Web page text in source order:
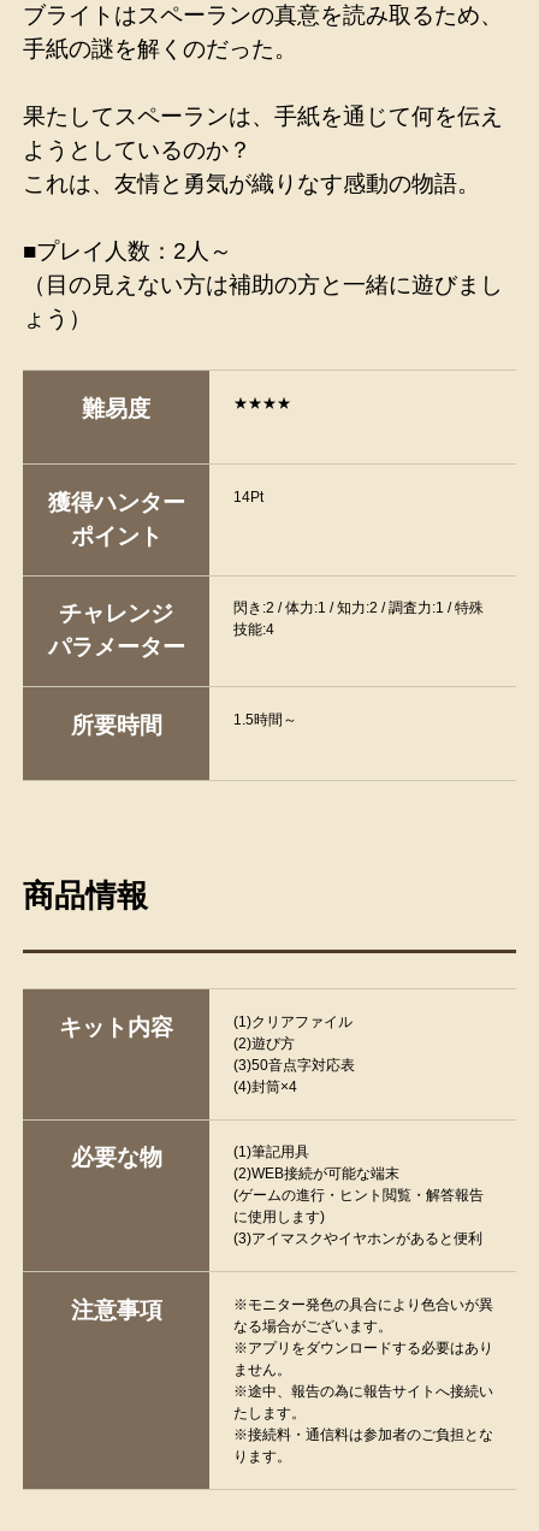
ブライトはスペーランの真意を読み取るため、
手紙の謎を解くのだった。
果たしてスペーランは、手紙を通じて何を伝え
ようとしているのか？
これは、友情と勇気が織りなす感動の物語。
■プレイ人数：2人～
（目の見えない方は補助の方と一緒に遊びまし
ょう）
難易度 ★★★★
獲得ハンター
ポイント
14Pt
チャレンジ
パラメーター
閃き:2 / 体力:1 / 知力:2 / 調査力:1 / 特殊
技能:4
所要時間 1.5時間～
商品情報
キット内容
(1)クリアファイル
(2)遊び方
(3)50音点字対応表
(4)封筒×4
必要な物
(1)筆記用具
(2)WEB接続が可能な端末
(ゲームの進行・ヒント閲覧・解答報告
に使用します)
(3)アイマスクやイヤホンがあると便利
注意事項
※モニター発色の具合により色合いが異
なる場合がございます。
※アプリをダウンロードする必要はあり
ません。
※途中、報告の為に報告サイトへ接続い
たします。
※接続料・通信料は参加者のご負担とな
ります。